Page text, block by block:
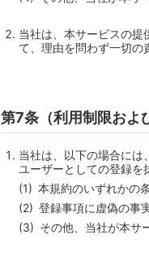
当社は、本サービスの
て、理由を問わず一切の
第7条（利用制限およ
当社は、以下の場合には
ユーザーとしての登録を
本規約のいずれかの
登録事項に虚偽の事
その他、当社が本サ